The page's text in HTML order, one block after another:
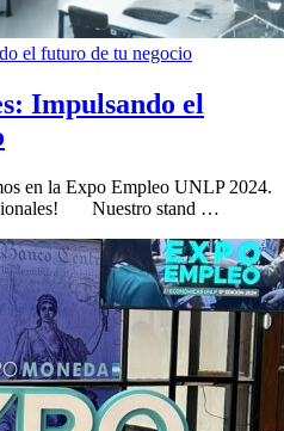
el futuro de tu negocio
Impulsando el
en la Expo Empleo UNLP 2024.
Nuestro stand …